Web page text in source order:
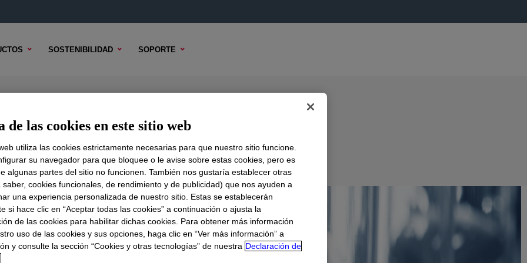
SOSTENIBILIDAD SOPORTE
Polietileno
TÉCNICO OPCIONES DE MUESTRA OPCIONES DE COMPRA
de las cookies en este sitio web
utiliza las cookies estrictamente necesarias para que nuestro sitio funcione.
su navegador para que bloquee o le avise sobre estas cookies, pero es
algunas partes del sitio no funcionen. También nos gustaría establecer otras
saber, cookies funcionales, de rendimiento y de publicidad) que nos ayuden a
una experiencia personalizada de nuestro sitio. Estas se establecerán
si hace clic en “Aceptar todas las cookies” a continuación o ajusta la
de las cookies para habilitar dichas cookies. Para obtener más información
uso de las cookies y sus opciones, haga clic en “Ver más información” a
y consulte la sección “Cookies y otras tecnologías” de nuestra Declaración de